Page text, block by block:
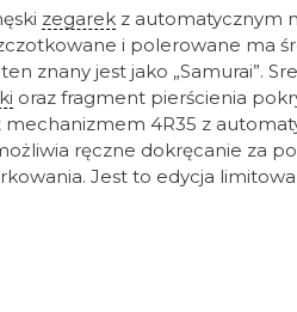
zegarek z automatycznym
i polerowane ma
znany jest jako „Samurai”.
oraz fragment pierścienia
mechanizmem 4R35 z
ręczne dokręcanie za
Jest to edycja